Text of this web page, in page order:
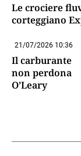
Le crociere
corteggiano
21/07/2026 10:36
Il carburante
non perdona
O’Leary